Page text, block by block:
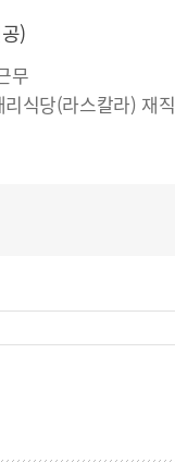
)
무
식당(라스칼라) 재직